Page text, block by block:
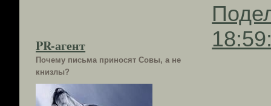
PR-агент
Почему письма приносят Совы, а не
книзлы?